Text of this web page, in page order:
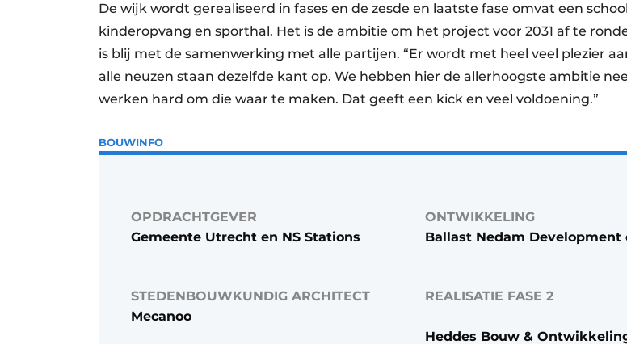
De wijk wordt gerealiseerd in fases en de zesde en laatste fase omvat een
kinderopvang en sporthal. Het is de ambitie om het project voor 2031 af te
is blij met de samenwerking met alle partijen. “Er wordt met heel veel plezier
alle neuzen staan dezelfde kant op. We hebben hier de allerhoogste ambitie
werken hard om die waar te maken. Dat geeft een kick en veel voldoening.”
BOUWINFO
OPDRACHTGEVER
Gemeente Utrecht en NS Stations
ONTWIKKELING
Ballast Nedam Development
STEDENBOUWKUNDIG ARCHITECT
Mecanoo
REALISATIE FASE 2
Heddes Bouw &